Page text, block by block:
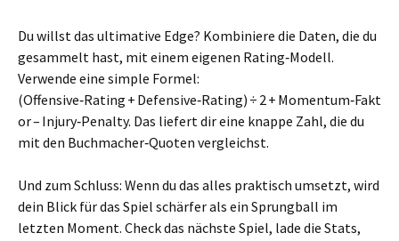
Du willst das ultimative Edge? Kombiniere die Daten, die du
gesammelt hast, mit einem eigenen Rating‑Modell.
Verwende eine simple Formel:
(Offensive‑Rating + Defensive‑Rating) ÷ 2 + Momentum‑Fakt
or – Injury‑Penalty. Das liefert dir eine knappe Zahl, die du
mit den Buchmacher‑Quoten vergleichst.
Und zum Schluss: Wenn du das alles praktisch umsetzt, wird
dein Blick für das Spiel schärfer als ein Sprungball im
letzten Moment. Check das nächste Spiel, lade die Stats,